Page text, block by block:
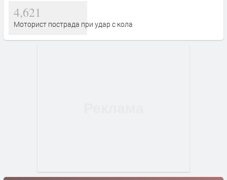
4,621
Моторист пострада при удар с кола